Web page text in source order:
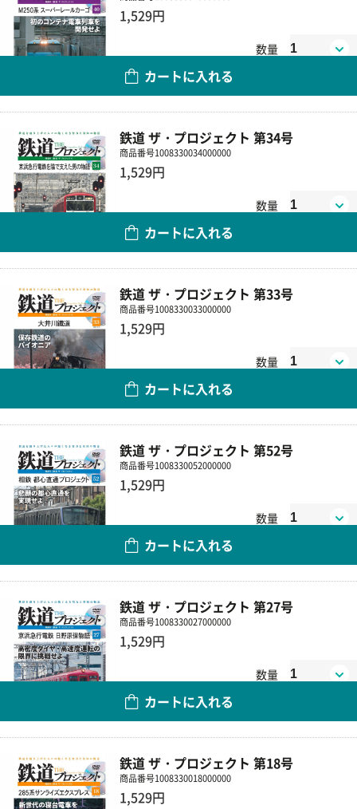
1,529円
数量
カートに入れる
鉄道 ザ・プロジェクト 第34号
商品番号1008330034000000
1,529円
数量
カートに入れる
鉄道 ザ・プロジェクト 第33号
商品番号1008330033000000
1,529円
数量
カートに入れる
鉄道 ザ・プロジェクト 第52号
商品番号1008330052000000
1,529円
数量
カートに入れる
鉄道 ザ・プロジェクト 第27号
商品番号1008330027000000
1,529円
数量
カートに入れる
鉄道 ザ・プロジェクト 第18号
商品番号1008330018000000
1,529円